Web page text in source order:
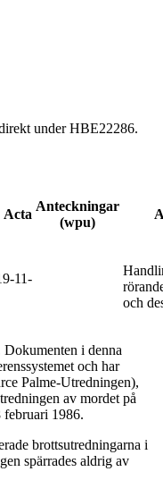
under HBE22286.
Acta
Anteckningar
(wpu)
11-
och
i denna
och har
Palme-Utredningen),
av mordet på
februari 1986.
brottsutredningarna i
spärrades aldrig av